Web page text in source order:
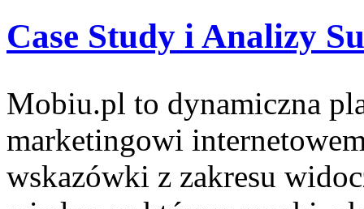
Case Study i Analizy
Mobiu.pl to dynamiczna
marketingowi
wskazówki z zakresu